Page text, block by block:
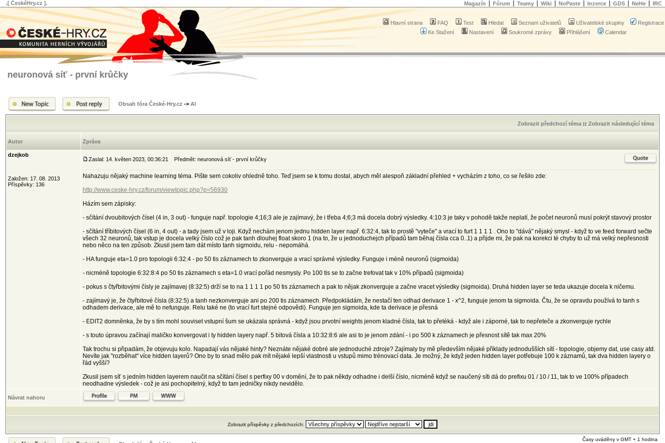
IRC
NeHe
GDS
Inzerce
NoPaste
Wiki
Teamy
Fórum
Magazín
.[ ČeskéHry.cz ].
Hlavní strana FAQ Test Hledat Seznam uživatelů Uživatelské skupiny
Registrace
Ke Stažení
Nastavení Soukromé zprávy Přihlášení Calendar
neuronová síť - první krůčky
Obsah fóra České-Hry.cz -> AI
Zobrazit předchozí téma :: Zobrazit následující téma
Autor Zpráva
dzejkob
Založen: 17. 08. 2013
Příspěvky: 136
Zaslal: 14. květen 2023, 00:36:21 Předmět: neuronová síť - první krůčky
Nahazuju nějaký machine learning téma. Pište sem cokoliv ohledně toho. Teď jsem se k tomu dostal, abych měl alespoň základní přehled + vycházím z toho, co se řešilo zde:
http://www.ceske-hry.cz/forum/viewtopic.php?p=56930
Házím sem zápisky:
- sčítání dvoubitových čísel (4 in, 3 out) - funguje např. topologie 4;16;3 ale je zajímavý, že i třeba 4;6;3 má docela dobrý výsledky. 4:10:3 je taky v pohodě takže neplatí, že počet neuronů musí pokrýt stavový prostor
- sčítání tříbitových čísel (6 in, 4 out) - a tady jsem už v loji. Když nechám jenom jednu hidden layer např. 6:32:4, tak to prostě "vyteče" a vrací to furt 1 1 1 1 . Ono to "dává" nějaký smysl - když to ve feed forward sečte
všech 32 neuronů, tak vstup je docela velký číslo což je pak tanh dlouhej float skoro 1 (na to, že u jednoduchejch případů tam běhaj čísla cca 0..1) a přijde mi, že pak na korekci té chyby to už má velký nepřesnosti
nebo něco na ten způsob. Zkusil jsem tam dát místo tanh sigmoidu, relu - nepomáhá.
- HA funguje eta=1.0 pro topologii 6:32:4 - po 50 tis záznamech to zkonverguje a vrací správné výsledky. Funguje i méně neuronů (sigmoida)
- nicméně topologie 6:32:8:4 po 50 tis záznamech s eta=1.0 vrací pořád nesmysly. Po 100 tis se to začne trefovat tak v 10% případů (sigmoida)
- pokus s čtyřbitovými čísly je zajímavej (8:32:5) drží se to na 1 1 1 1 po 50 tis záznamech a pak to nějak zkonverguje a začne vracet výsledky (sigmoida). Druhá hidden layer se teda ukazuje docela k ničemu.
- zajímavý je, že čtyřbitové čísla (8:32:5) a tanh nezkonverguje ani po 200 tis záznamech. Předpokládám, že nestačí ten odhad derivace 1 - x^2, funguje jenom ta sigmoida. Čtu, že se opravdu používá to tanh s
odhadem derivace, ale mě to nefunguje. Relu také ne (to vrací furt stejné odpovědi). Funguje jen sigmoida, kde ta derivace je přesná
- EDIT2 domněnka, že by s tím mohl souviset vstupní šum se ukázala správná - když jsou prvotní weights jenom kladné čísla, tak to přetéká - když ale i záporné, tak to nepřeteče a zkonverguje rychle
- s touto úpravou začínají maličko konvergovat i ty hidden layery např. 5 bitová čísla a 10:32:8:6 ale asi to je jenom zdání - i po 500 k záznamech je přesnost sítě tak max 20%
Tak trochu si připadám, že objevuju kolo. Napadají vás nějaké hinty? Neznáte nějaké dobré ale jednoduché zdroje? Zajímaly by mě především nějaké příklady jednodušších sítí - topologie, objemy dat, use casy atd.
Nevíte jak "rozběhat" více hidden layerů? Ono by to snad mělo pak mít nějaké lepší vlastnosti u vstupů mimo trénovací data. Je možný, že když jeden hidden layer potřebuje 100 k záznamů, tak dva hidden layery o
řád vyšší?
Zkusil jsem síť s jedním hidden layerem naučit na sčítání čísel s perfixy 00 v domění, že to pak někdy odhadne i delší číslo, nicméně když se naučený síti dá do prefixu 01 / 10 / 11, tak to ve 100% případech
neodhadne výsledek - což je asi pochopitelný, když to tam jedničky nikdy nevidělo.
Návrat nahoru
Zobrazit příspěvky z předchozích:
Časy uváděny v GMT + 1 hodina